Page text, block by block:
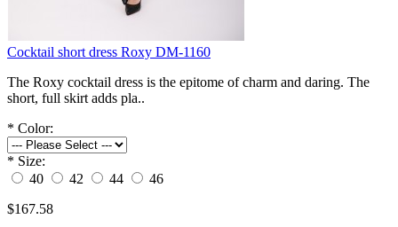
Cocktail short dress Roxy DM-1160
The Roxy cocktail dress is the epitome of charm and daring. The
short, full skirt adds pla..
* Color:
* Size:
40
42 44
46
$167.58